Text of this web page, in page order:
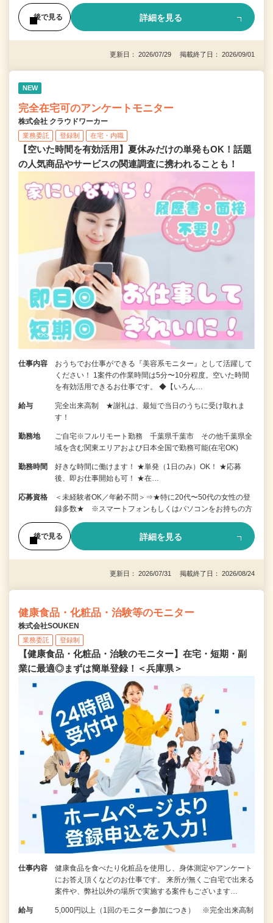
後で見る 詳細を見る
更新日： 2026/07/29 掲載終了日： 2026/09/01
NEW
完全在宅可のアンケートモニター
株式会社 クラウドワーカー
業務委託 登録制 在宅・内職
【空いた時間を有効活用】夏休みだけの単発もOK！話題
の人気商品やサービスの関連調査に携われることも！
仕事内容
おうちでお仕事ができる『美容系モニター』として活躍して
ください！ 1案件の作業時間は5分〜10分程度。空いた時間
を有効活用できるお仕事です。 ◆【いろん…
給与
完全出来高制 ★謝礼は、最短で当日のうちに受け取れま
す！
勤務地
ご自宅※フルリモート勤務 千葉県千葉市 その他千葉県全
域を含む関東エリアおよび日本全国で勤務可能(在宅OK)
勤務時間
好きな時間に働けます！ ★単発（1日のみ）OK！ ★応募
後、即お仕事開始も可！ ★在…
応募資格
＜未経験者OK／年齢不問＞⇒★特に20代〜50代の女性の登
録多数★ ※スマートフォンもしくはパソコンをお持ちの方
後で見る 詳細を見る
更新日： 2026/07/31 掲載終了日： 2026/08/24
健康食品・化粧品・治験等のモニター
株式会社SOUKEN
業務委託 登録制
【健康食品・化粧品・治験のモニター】在宅・短期・副
業に最適◎まずは簡単登録！＜兵庫県＞
仕事内容
健康食品を食べたり化粧品を使用し、身体測定やアンケート
にお答え頂くなどのお仕事です。 来所が無くご自宅で出来る
案件や、弊社以外の場所で実施する案件もございます…
給与 5,000円以上（1回のモニター参加につき） ※完全出来高制